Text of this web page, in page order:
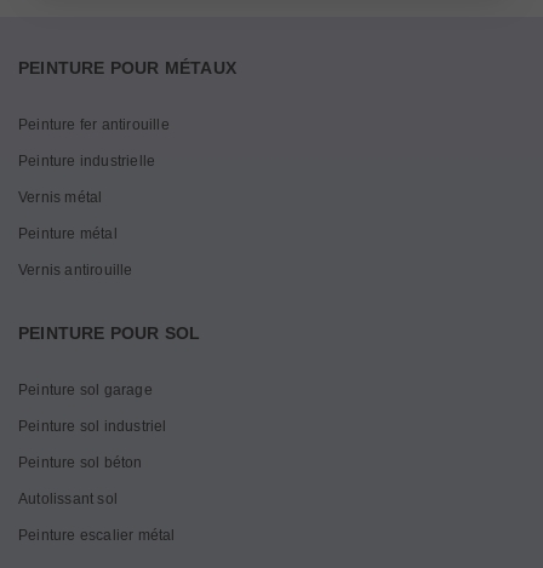
PEINTURE POUR MÉTAUX
Peinture fer antirouille
Peinture industrielle
Vernis métal
Peinture métal
Vernis antirouille
PEINTURE POUR SOL
Peinture sol garage
Peinture sol industriel
Peinture sol béton
Autolissant sol
Peinture escalier métal